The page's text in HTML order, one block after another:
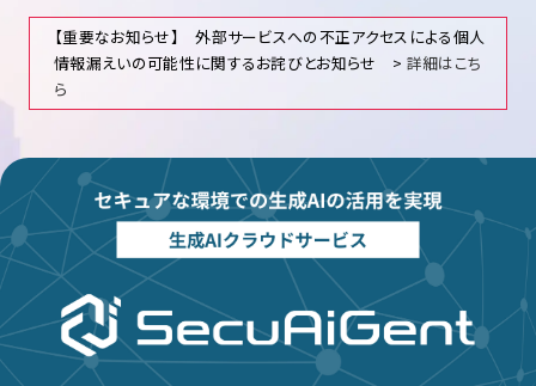
【重要なお知らせ】 外部サービスへの不正アクセスによる個人
情報漏えいの可能性に関するお詫びとお知らせ > 詳細はこち
ら